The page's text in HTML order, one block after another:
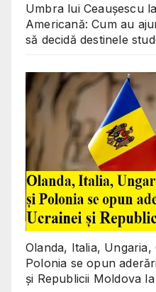
Umbra lui Ceaușescu
Americană: Cum au
să decidă destinele
Olanda, Italia,
Polonia se opun
și Republicii Moldova